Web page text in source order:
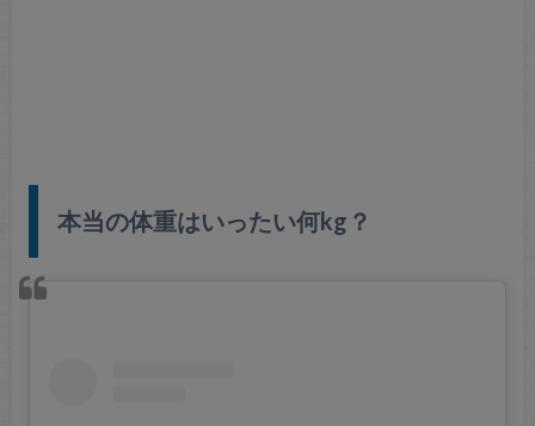
本当の体重はいったい何kg？